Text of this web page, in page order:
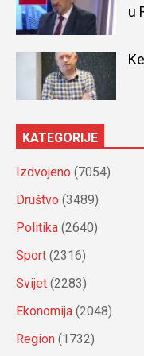
u
KATEGORIJE
Izdvojeno (7054)
Društvo (3489)
Politika (2640)
Sport (2316)
Svijet (2283)
Ekonomija (2048)
Region (1732)